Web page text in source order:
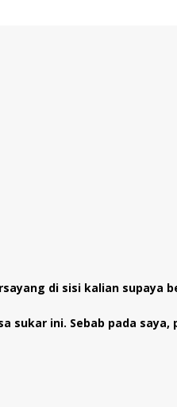
di sisi kalian supaya
sukar ini. Sebab pada